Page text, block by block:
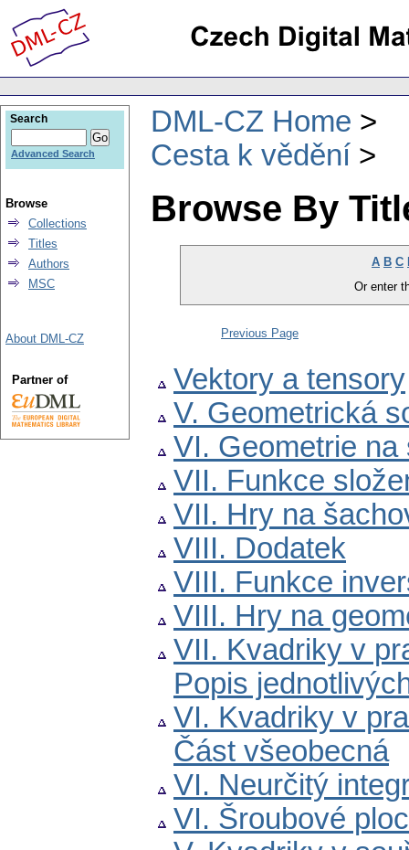
DML-CZ Home
Cesta k vědění
Browse By
A B C
Or enter
Previous Page
Vektory a tensory
V. Geometrická
VI. Geometrie na
VII. Funkce
VII. Hry na
VIII. Dodatek
VIII. Funkce
VIII. Hry na
VII. Kvadriky v
Popis
VI. Kvadriky v
Část všeobecná
VI. Neurčitý
VI. Šroubové
Search
Advanced Search
Browse
Collections
Titles
Authors
MSC
About DML-CZ
Partner of